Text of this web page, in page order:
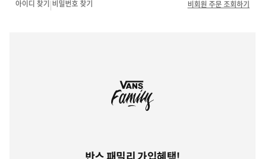
아이디 찾기|비밀번호 찾기 비회원 주문 조회하기